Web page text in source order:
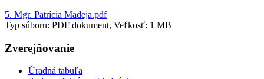
5. Mgr. Patrícia Madeja.pdf
Typ súboru: PDF dokument, Veľkosť: 1 MB
Zverejňovanie
Úradná tabuľa